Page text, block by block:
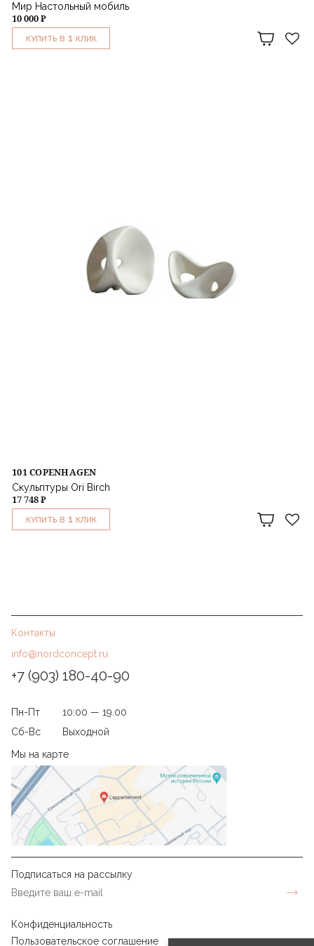
Мир Настольный мобиль
10 000 ₽
КУПИТЬ В 1 КЛИК
101 COPENHAGEN
Скульптуры Ori Birch
17 748 ₽
КУПИТЬ В 1 КЛИК
Контакты
info@nordconcept.ru
+7 (903) 180-40-90
Пн-Пт
10:00 — 19.00
Сб-Вс
Выходной
Мы на карте
Подписаться на рассылку
Конфиденциальность
Пользовательское соглашение